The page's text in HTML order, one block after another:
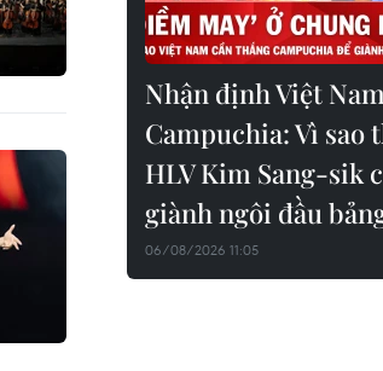
Nhận định Việt
Campuchia: Vì sao
HLV Kim Sang-sik
giành ngôi đầu
06/08/2026 11:05